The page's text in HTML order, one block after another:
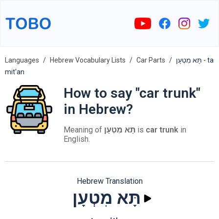
Languages Hebrew Vocabulary Lists Car Parts
תָּא מִטְעָן - ta
mit'an
How to say "car trunk"
in Hebrew?
Meaning of תָּא מִטְעָן is car trunk in
English.
Hebrew Translation
תָּא מִטְעָן